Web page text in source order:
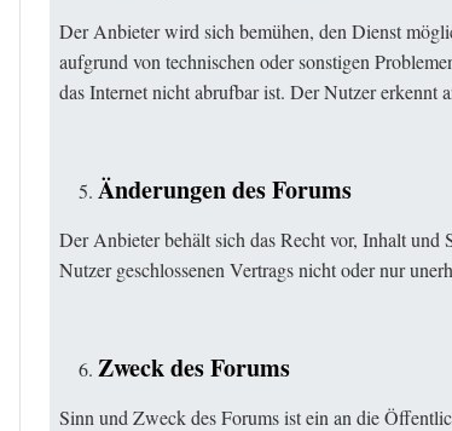
Der Anbieter wird sich bemühen, den Dienst
aufgrund von technischen oder sonstigen
das Internet nicht abrufbar ist. Der Nutzer erkennt
Änderungen des Forums
Der Anbieter behält sich das Recht vor, Inhalt
Nutzer geschlossenen Vertrags nicht oder nur
Zweck des Forums
Sinn und Zweck des Forums ist ein an die